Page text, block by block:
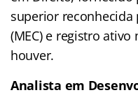
superior
(MEC) e registro
houver.
Analista em